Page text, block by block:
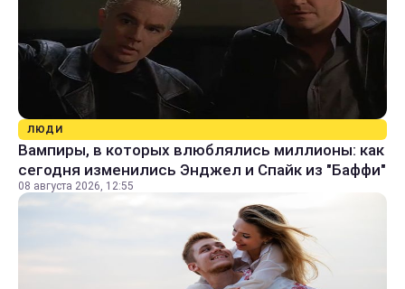
ЛЮДИ
Вампиры, в которых влюблялись миллионы: как
сегодня изменились Энджел и Спайк из "Баффи"
08 августа 2026, 12:55